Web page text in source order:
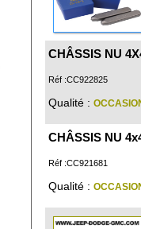
CHÂSSIS NU
Réf :CC922825
Qualité :
CHÂSSIS NU
Réf :CC921681
Qualité :